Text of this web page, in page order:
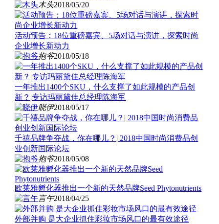
木头2018/05/20
活动预告：18位重磅嘉宾、5场对话与演讲，探索时尚
企业增长新动力
抱爷2018/05/18
一年推出1400个SKU，什么支撑了如此规模的产品创
新？|专访玛丽黛佳总经理陈海军
晓伊2018/05/17
千禧品牌争夺战，你在哪儿？| 2018中国时尚消费品创
业创新国际论坛
抱爷2018/05/08
欧莱雅孵化器推出一个新的天然品牌Seed Phytonutrients
言午2018/04/25
外部并购 是大企业抓住彩妆市场风口的最有效途径